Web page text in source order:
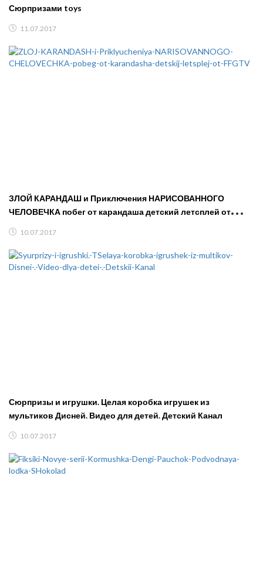
Сюрпризами toys
11.07.2017
ЗЛОЙ КАРАНДАШ и Приключения НАРИСОВАННОГО
ЧЕЛОВЕЧКА побег от карандаша детский летсплей от
10.07.2017
Сюрпризы и игрушки. Целая коробка игрушек из
мультиков Дисней. Видео для детей. Детский Канал
10.07.2017